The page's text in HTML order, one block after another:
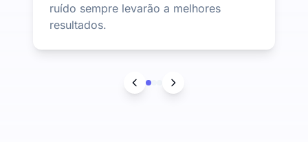
ruído sempre levarão a melhores
resultados.